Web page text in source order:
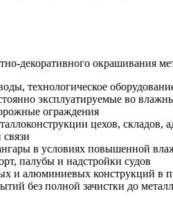
декоративного окрашивания
технологическое
эксплуатируемые во
ограждения
цехов, складов,
в условиях повышенной
палубы и надстройки судов
и алюминиевых конструкций в
без полной зачистки до